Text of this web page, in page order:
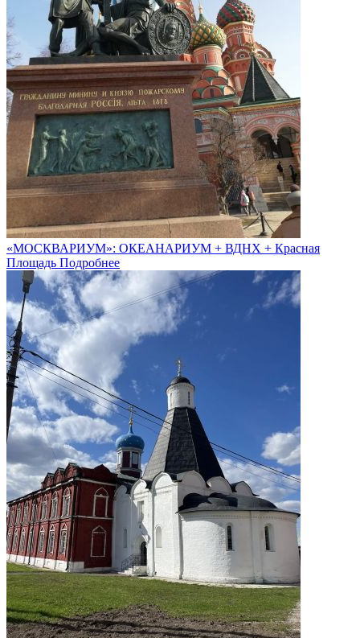
«МОСКВАРИУМ»: ОКЕАНАРИУМ + ВДНХ + Красная
Площадь Подробнее